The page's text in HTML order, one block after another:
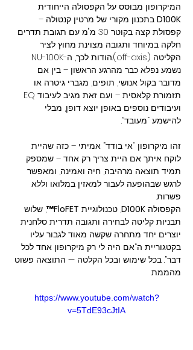
המיקרופון מבוסס על הקפסולה הייחודית
D100K בתכנון מקורי של מרטין קנטולה –
קפסולת קצה בקוטר 30 מ"מ עם תגובת תדרים
חלקה במיוחד ותגובה מצוינת מחוץ לציר
נשמע נפלא כבר מהרגע הראשון – בין אם
מדובר בקול אנושי, תופים, מגברי גיטרה או
ועיבודים נוספים באופן יוצא דופן, מבלי
להישמע “מעובד”.
זהו מיקרופון “אי בודד” אמיתי – כזה שהיית
לוקח איתך אם היית צריך רק אחד – שמספק
תמיד תוצאה מרהיבה, חיה ואמינה, ומאפשר
לרגש שבהופעה לעבור למאזין במלואו וללא
פשרות.
הקפסולה D100K, טכנולוגיית FloFET™ , שלוש
תבניות קליטה לבחירה ותגובה תדרית סלחנית
יוצרים יחד מתחרה שקשה מאוד לגבור עליו
בקטגוריית ה“אם היה לי רק מיקרופון אחד לכל
דבר”. בכל שימוש ובכל הקלטה — התוצאה פשוט
מהממת.
https://www.youtube.com/watch?
v=5TdE93cJtIA